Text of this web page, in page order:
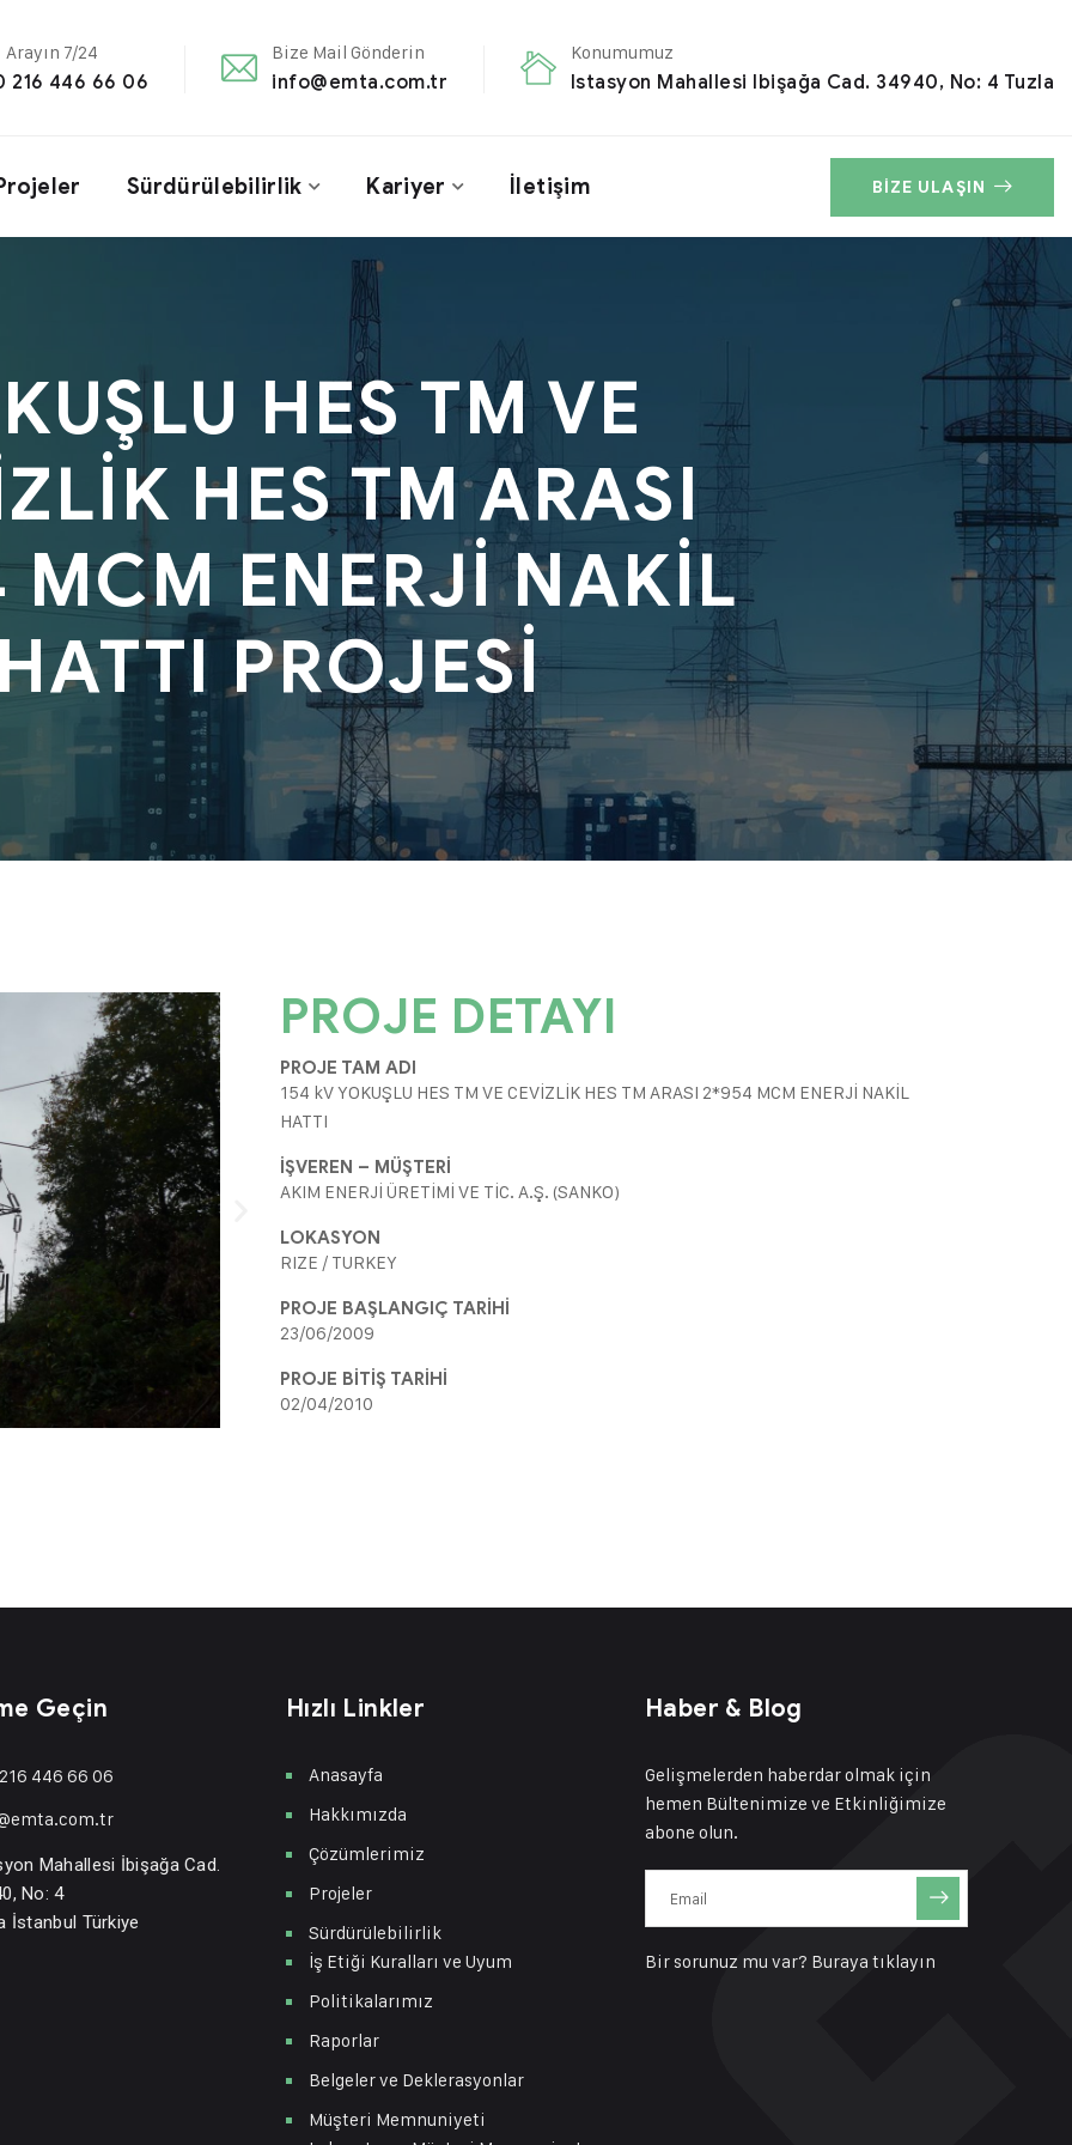
7/24
216 446 66 06
Bize Mail Gönderin
info@emta.com.tr
Konumumuz
Istasyon Mahallesi Ibişağa Cad. 34940, No: 4 Tuzla
Sürdürülebilirlik Kariyer İletişim BIZE ULAŞIN
HES TM VE
HES TM ARASI
ENERJİ NAKİL
PROJESİ
PROJE DETAYI
PROJE TAM ADI
154 kV YOKUŞLU HES TM VE CEVİZLİK HES TM ARASI 2*954 MCM ENERJİ NAKİL
HATTI
İŞVEREN – MÜŞTERİ
AKIM ENERJİ ÜRETİMİ VE TİC. A.Ş. (SANKO)
LOKASYON
RIZE / TURKEY
PROJE BAŞLANGIÇ TARİHİ
23/06/2009
PROJE BİTİŞ TARİHİ
02/04/2010
Geçin
446 66 06
Mahallesi İbişağa Cad.
No: 4
İstanbul Türkiye
Hızlı Linkler
Anasayfa
Hakkımızda
Çözümlerimiz
Projeler
Sürdürülebilirlik
İş Etiği Kuralları ve Uyum
Politikalarımız
Raporlar
Belgeler ve Deklerasyonlar
Müşteri Memnuniyeti
Haber & Blog
Gelişmelerden haberdar olmak için
hemen Bültenimize ve Etkinliğimize
abone olun.
Bir sorunuz mu var? Buraya tıklayın